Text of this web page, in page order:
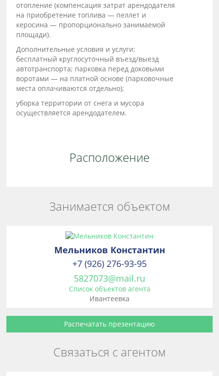
отопление (компенсация затрат арендодателя
на приобретение топлива — пеллет и
керосина — пропорционально занимаемой
площади).
Дополнительные условия и услуги:
бесплатный круглосуточный въезд/выезд
автотранспорта; парковка перед доковыми
воротами — на платной основе (парковочные
места оплачиваются отдельно);
уборка территории от снега и мусора
осуществляется арендодателем.
Расположение
Занимается объектом
Мельников Константин
+7 (926) 276-93-95
5827073@mail.ru
Список объектов агента
Ивантеевка
Распечатать презентацию
Связаться с агентом